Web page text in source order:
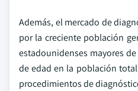
Además, el mercado de
por la creciente población
estadounidenses mayores
de edad en la población
procedimientos de